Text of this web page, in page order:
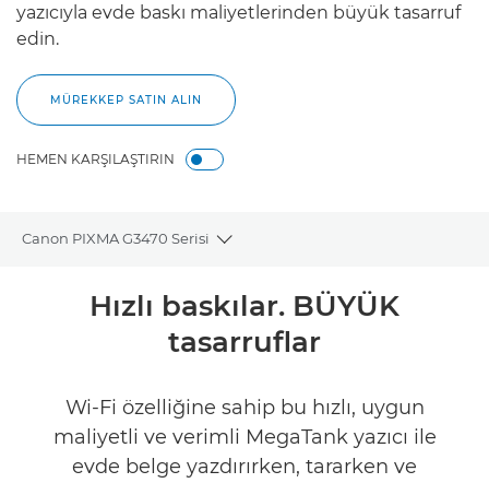
yazıcıyla evde baskı maliyetlerinden büyük tasarruf
edin.
MÜREKKEP SATIN ALIN
HEMEN KARŞILAŞTIRIN
Canon PIXMA G3470 Serisi
Toggle breadcrumbs
Genel Bakış
İncelemeler
MÜREKKEP SATIN ALIN
Hızlı baskılar. BÜYÜK
tasarruflar
Wi-Fi özelliğine sahip bu hızlı, uygun
maliyetli ve verimli MegaTank yazıcı ile
evde belge yazdırırken, tararken ve